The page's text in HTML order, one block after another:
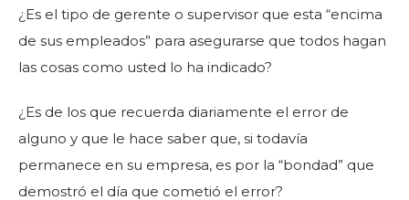
¿Es el tipo de gerente o supervisor que esta “encima
de sus empleados” para asegurarse que todos hagan
las cosas como usted lo ha indicado?
¿Es de los que recuerda diariamente el error de
alguno y que le hace saber que, si todavía
permanece en su empresa, es por la “bondad” que
demostró el día que cometió el error?